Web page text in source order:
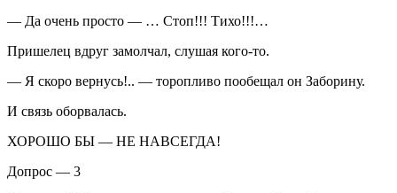
— Да очень просто — … Стоп!!! Тихо!!!…
Пришелец вдруг замолчал, слушая кого-то.
— Я скоро вернусь!.. — торопливо пообещал он Заборину.
И связь оборвалась.
ХОРОШО БЫ — НЕ НАВСЕГДА!
Допрос — 3